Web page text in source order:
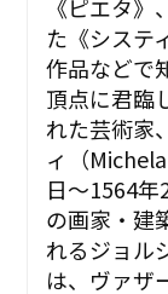
《ピエタ
た《システ
作品などで
頂点に君臨
れた芸術家
ィ（
日～1564
の画家・建
れるジョル
は、ヴァザ